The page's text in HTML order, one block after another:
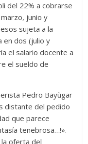
del 22% a cobrarse
junio y
sujeta a la
en dos (julio y
el salario docente a
el sueldo de
Pedro Bayùgar
distante del pedido
que parece
tenebrosa…!».
la oferta del